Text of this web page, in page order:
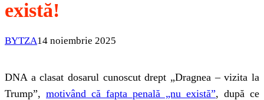
există!
BYTZA14 noiembrie 2025
DNA a clasat dosarul cunoscut drept „Dragnea – vizita la
Trump”, motivând că fapta penală „nu există”, după ce